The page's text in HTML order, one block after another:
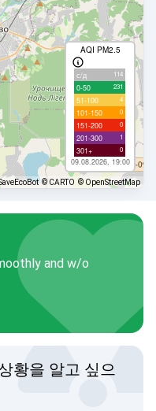
AQI PM2.5
с/д 114
0-50 231
51-100 4
101-150 0
151-200 0
201-300 1
301+ 0
09.08.2026, 19:00
© CARTO © OpenStreetMap
and w/o
황을 알고 싶으